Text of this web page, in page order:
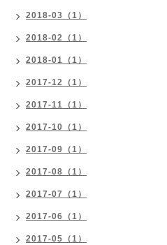
2018-03（1）
2018-02（1）
2018-01（1）
2017-12（1）
2017-11（1）
2017-10（1）
2017-09（1）
2017-08（1）
2017-07（1）
2017-06（1）
2017-05（1）